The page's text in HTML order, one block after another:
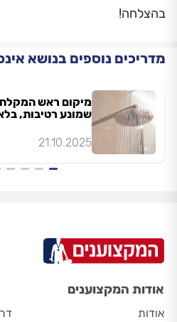
בהצלחה!
מדריכים נוספים בנושא
מיקום ראש
שמונע רטיבות,
21.10.2025
אודות המקצוענים
אודות